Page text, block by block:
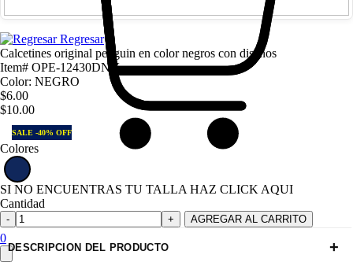
0
Regresar
Calcetines original penguin en color negros con diseños
Item# OPE-12430DNV
Color: NEGRO
$6.00
$10.00
SALE -40% OFF
Colores
SI NO ENCUENTRAS TU TALLA HAZ CLICK AQUI
Cantidad
AGREGAR AL CARRITO
DESCRIPCION DEL PRODUCTO +